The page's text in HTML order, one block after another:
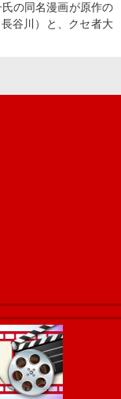
の同名漫画が原作の
谷川）と、クセ者大